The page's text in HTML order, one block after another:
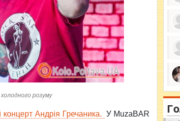
розуму
Андрія Гречаника. У MuzaBAR
за
ми
in